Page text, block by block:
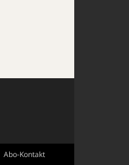
Abo-Kontakt